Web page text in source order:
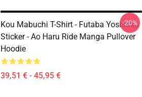
Kou Mabuchi T-Shirt - Futaba Yoshioka
Sticker - Ao Haru Ride Manga Pullover
Hoodie
39,51 € - 45,95 €
-20%